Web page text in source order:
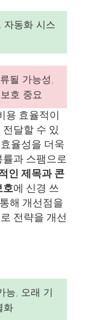
자동화 시스
될 가능성,
호 중요
용 효율적이
달할 수 있
율성을 더욱
과 스팸으로
인 제목과 콘
호에 신경 쓰
해 개선점을
전략을 개선
능, 오래 기
화